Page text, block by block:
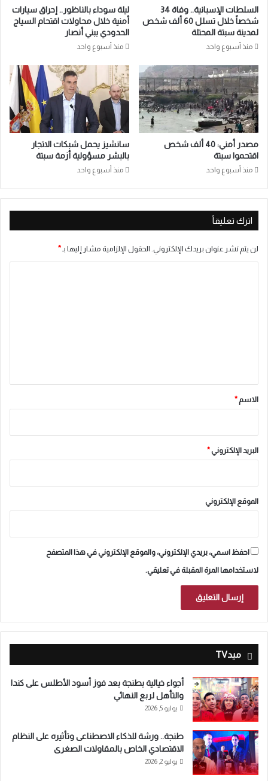
السلطات الإسبانية.. وفاة 34
شخصاً خلال تسلل 60 ألف شخص
لمدينة سبتة المحتلة
منذ أسبوع واحد
ليلة سوداء بالناظور.. إحراق سيارات
أمنية خلال محاولات اقتحام السياج
الحدودي ببني أنصار
منذ أسبوع واحد
مصدر أمني: 40 ألف شخص
اقتحموا سبتة
منذ أسبوع واحد
سانشيز يحمل شبكات الاتجار
بالبشر مسؤولية أزمة سبتة
منذ أسبوع واحد
اترك تعليقاً
لن يتم نشر عنوان بريدك الإلكتروني. الحقول الإلزامية مشار إليها بـ*
*
الاسم *
البريد الإلكتروني*
الموقع الإلكتروني
احفظ اسمي، بريدي الإلكتروني، والموقع الإلكتروني في هذا المتصفح
لاستخدامها المرة المقبلة في تعليقي.
ميدTV
أجواء خيالية بطنجة بعد فوز أسود الأطلس على كندا
والتأهل لربع النهائي
يوليو 5, 2026
طنجة.. ورشة للذكاء الاصطناعى وتأثيره على النظام
الاقتصادي الخاص بالمقاولات الصغرى
يوليو 2, 2026